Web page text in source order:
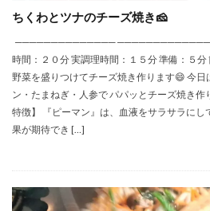
ちくわとツナのチーズ焼き🧀
────────────── ──────────────
時間：２０分 実調理時間：１５分 準備：５
野菜を盛りつけてチーズ焼き作ります😄 今日
ン・たまねぎ・人参で パパッとチーズ焼き
特徴】 『ピーマン』は、血液をサラサラに
果が期待でき […]